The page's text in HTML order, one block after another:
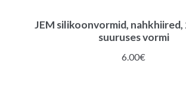
JEM silikoonvormid, nahkhiired,
suuruses vormi
6.00€